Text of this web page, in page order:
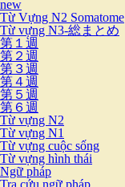
new
Từ Vựng N2 Somatome
Từ vựng N3-総まとめ
第１週
第２週
第３週
第４週
第５週
第６週
Từ vựng N2
Từ vựng N1
Từ vựng cuộc sống
Từ vựng hình thái
Ngữ pháp
Tra cứu ngữ pháp